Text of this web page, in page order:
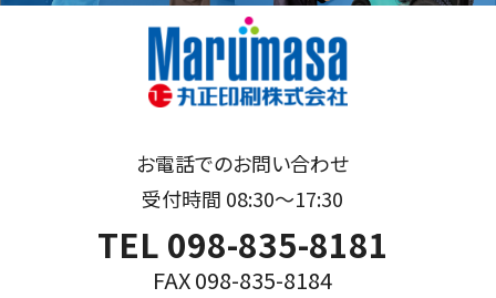
お電話でのお問い合わせ
受付時間 08:30～17:30
TEL 098-835-8181
FAX 098-835-8184